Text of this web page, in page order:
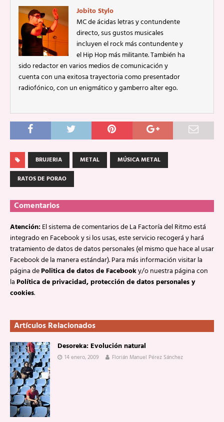
Jobito Stylo
MC de ácidas letras y contundente
directo, sus gustos musicales
incluyen el rock más contundente y
el Hip Hop más militante. También ha
sido redactor en varios medios de comunicación y
cuenta con una exitosa trayectoria como presentador
radiofónico, con un enigmático y gamberro alter ego.
BRUJERIA METAL
MÚSICA METAL
RATOS DE PORAO
Comentarios
Atención:El sistema de comentarios de La Factoría del Ritmo está
integrado en Facebook y si los usas, este servicio recogerá y hará
tratamiento de datos de datos personales (el mismo que hace al usar
Facebook de la manera estándar). Para más información visitar la
página dePolitica de datos de Facebooky/o nuestra página con
laPolítica de privacidad, protección de datos personales y
cookies.
Artículos Relacionados
Desoreka: Evolución natural
14 enero, 2009 Florián Manuel Pérez Sánchez